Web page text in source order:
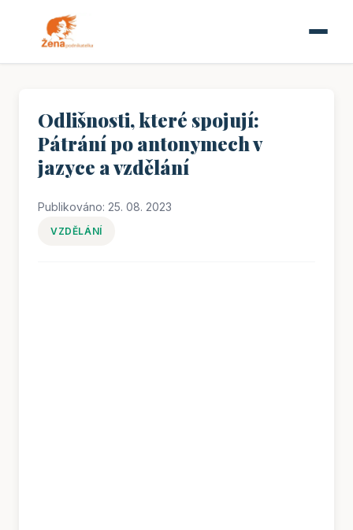
Odlišnosti, které spojují:
Pátrání po antonymech v
jazyce a vzdělání
Publikováno: 25. 08. 2023
VZDĚLÁNÍ